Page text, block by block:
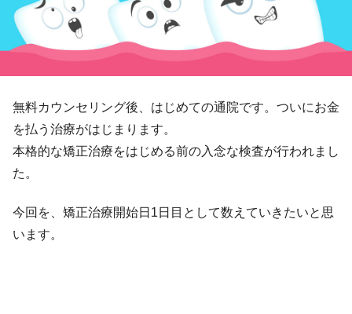
無料カウンセリング後、はじめての通院です。ついにお金
を払う治療がはじまります。
本格的な矯正治療をはじめる前の入念な検査が行われまし
た。
今回を、矯正治療開始日1日目として数えていきたいと思
います。